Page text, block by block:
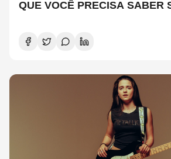
QUE VOCÊ PRECISA SABER